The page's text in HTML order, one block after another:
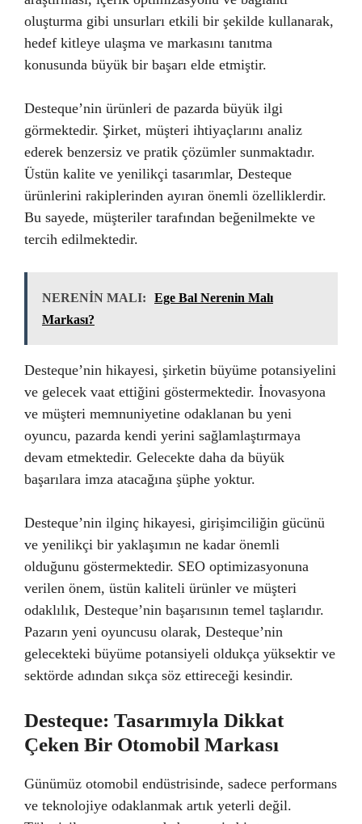
oluşturma gibi unsurları etkili bir şekilde kullanarak,
hedef kitleye ulaşma ve markasını tanıtma
konusunda büyük bir başarı elde etmiştir.
Desteque’nin ürünleri de pazarda büyük ilgi
görmektedir. Şirket, müşteri ihtiyaçlarını analiz
ederek benzersiz ve pratik çözümler sunmaktadır.
Üstün kalite ve yenilikçi tasarımlar, Desteque
ürünlerini rakiplerinden ayıran önemli özelliklerdir.
Bu sayede, müşteriler tarafından beğenilmekte ve
tercih edilmektedir.
NERENİN MALI:
Ege Bal Nerenin Malı
Markası?
Desteque’nin hikayesi, şirketin büyüme potansiyelini
ve gelecek vaat ettiğini göstermektedir. İnovasyona
ve müşteri memnuniyetine odaklanan bu yeni
oyuncu, pazarda kendi yerini sağlamlaştırmaya
devam etmektedir. Gelecekte daha da büyük
başarılara imza atacağına şüphe yoktur.
Desteque’nin ilginç hikayesi, girişimciliğin gücünü
ve yenilikçi bir yaklaşımın ne kadar önemli
olduğunu göstermektedir. SEO optimizasyonuna
verilen önem, üstün kaliteli ürünler ve müşteri
odaklılık, Desteque’nin başarısının temel taşlarıdır.
Pazarın yeni oyuncusu olarak, Desteque’nin
gelecekteki büyüme potansiyeli oldukça yüksektir ve
sektörde adından sıkça söz ettireceği kesindir.
Desteque: Tasarımıyla Dikkat
Çeken Bir Otomobil Markası
Günümüz otomobil endüstrisinde, sadece performans
ve teknolojiye odaklanmak artık yeterli değil.